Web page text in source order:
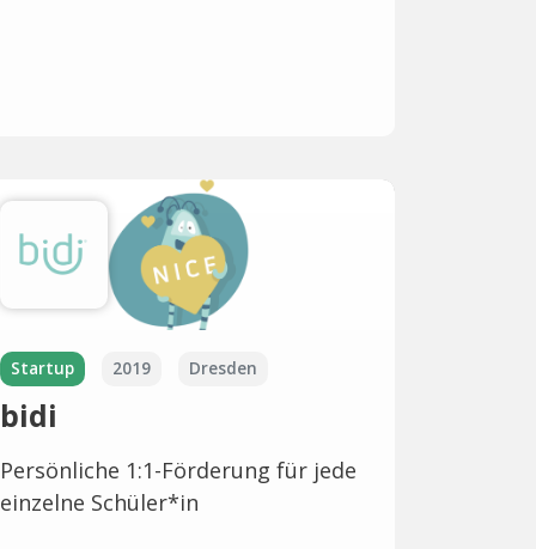
Startup 2019 Dresden
bidi
Persönliche 1:1-Förderung für jede
einzelne Schüler*in